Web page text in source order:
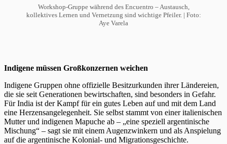
Workshop-Gruppe während des Encuentro – Austausch,
kollektives Lernen und Vernetzung sind wichtige Pfeiler. | Foto:
Aye Varela
Indigene müssen Großkonzernen weichen
Indigene Gruppen ohne offizielle Besitzurkunden ihrer Ländereien,
die sie seit Generationen bewirtschaften, sind besonders in Gefahr.
Für India ist der Kampf für ein gutes Leben auf und mit dem Land
eine Herzensangelegenheit. Sie selbst stammt von einer italienischen
Mutter und indigenen Mapuche ab – „eine speziell argentinische
Mischung“ – sagt sie mit einem Augenzwinkern und als Anspielung
auf die argentinische Kolonial- und Migrationsgeschichte.